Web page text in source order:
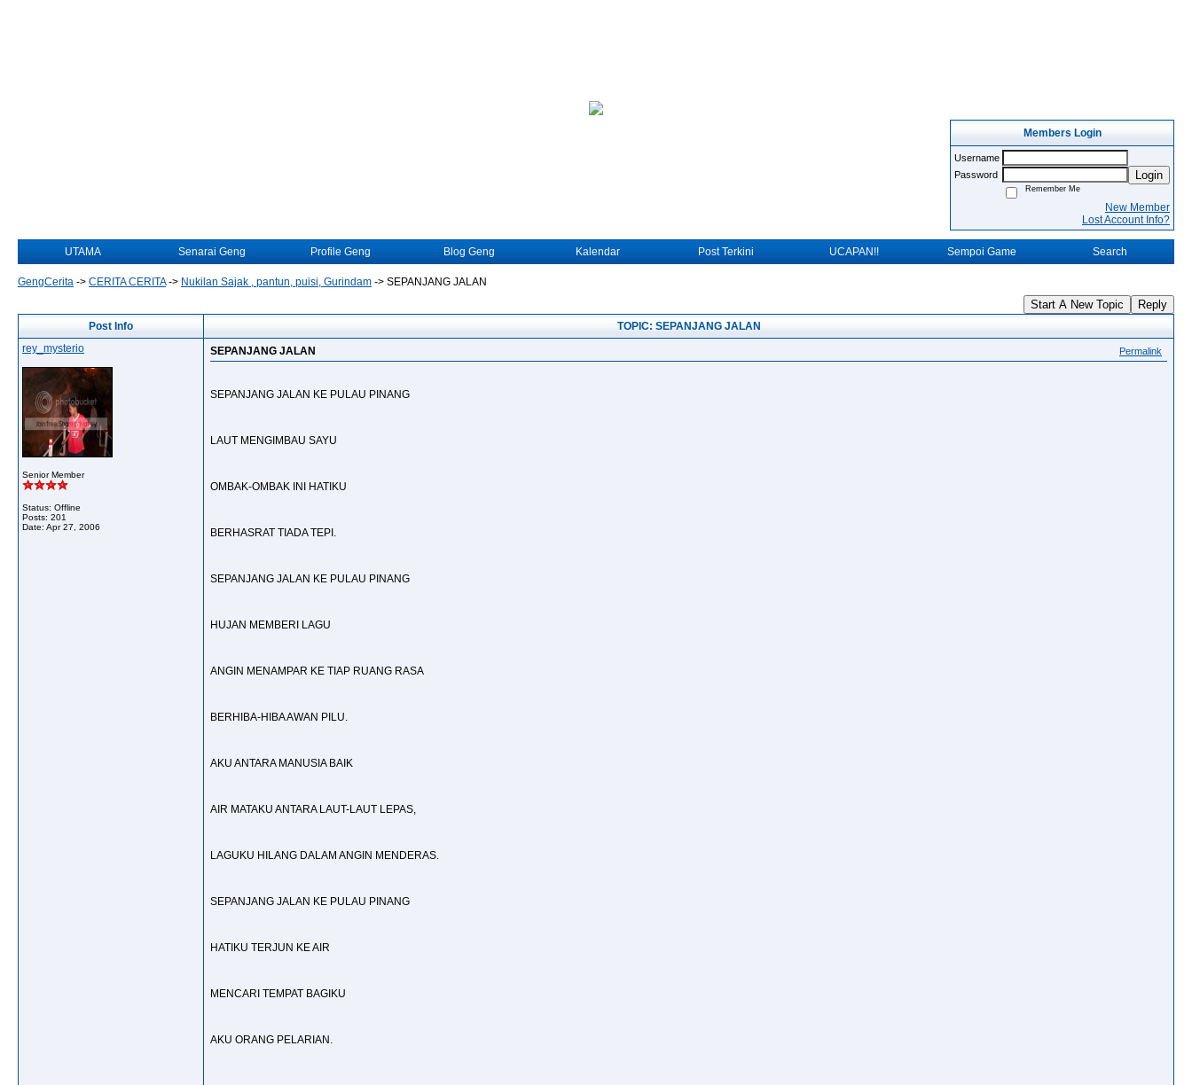
Members Login
Username
Password
Login
Remember Me
New Member
Lost Account Info?
UTAMA Senarai Geng Profile Geng Blog Geng Kalendar Post Terkini UCAPAN!! Sempoi Game Search
GengCerita -> CERITA CERITA-> Nukilan Sajak , pantun, puisi, Gurindam -> SEPANJANG JALAN
Start A New Topic Reply
Post Info
TOPIC: SEPANJANG JALAN
rey_mysterio
Senior Member
Status: Offline
Posts: 201
Date: Apr 27, 2006
SEPANJANG JALAN Permalink
SEPANJANG JALAN KE PULAU PINANG
LAUT MENGIMBAU SAYU
OMBAK-OMBAK INI HATIKU
BERHASRAT TIADA TEPI.
SEPANJANG JALAN KE PULAU PINANG
HUJAN MEMBERI LAGU
ANGIN MENAMPAR KE TIAP RUANG RASA
BERHIBA-HIBA AWAN PILU.
AKU ANTARA MANUSIA BAIK
AIR MATAKU ANTARA LAUT-LAUT LEPAS,
LAGUKU HILANG DALAM ANGIN MENDERAS.
SEPANJANG JALAN KE PULAU PINANG
HATIKU TERJUN KE AIR
MENCARI TEMPAT BAGIKU
AKU ORANG PELARIAN.